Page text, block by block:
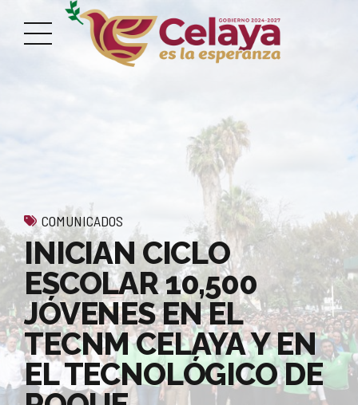
COMUNICADOS
INICIAN CICLO
ESCOLAR 10,500
JÓVENES EN EL
TECNM CELAYA Y EN
EL TECNOLÓGICO DE